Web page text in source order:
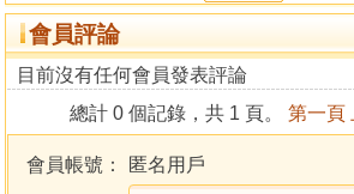
藏傳佛教的噶當派對此尤為重視，視其
目錄
《〈修心七要〉耳傳略釋》講義
第一節課
會員評論
目前沒有任何會員發表評論
總計 0 個記錄，共 1 頁。 第一頁
會員帳號：
匿名用戶